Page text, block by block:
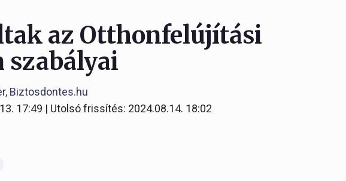
az Otthonfelújítási
szabályai
Biztosdontes.hu
17:49 | Utolsó frissítés: 2024.08.14. 18:02